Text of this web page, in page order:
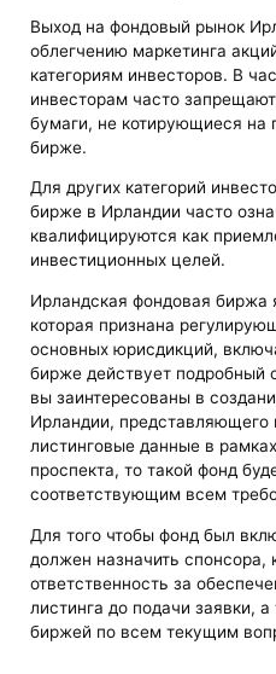
Выход на фондовый рынок
облегчению маркетинга
категориям инвесторов. В
инвесторам часто
бумаги, не котирующиеся на
бирже.
Для других категорий
бирже в Ирландии часто
квалифицируются как
инвестиционных целей.
Ирландская фондовая биржа
которая признана
основных юрисдикций,
бирже действует подробный
вы заинтересованы в
Ирландии, представляющего
листинговые данные в
проспекта, то такой фонд
соответствующим всем
Для того чтобы фонд был
должен назначить спонсора,
ответственность за
листинга до подачи заявки,
биржей по всем текущим